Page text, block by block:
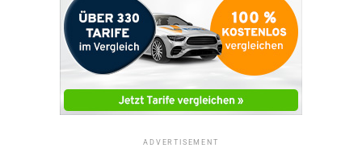
ADVERTISEMENT